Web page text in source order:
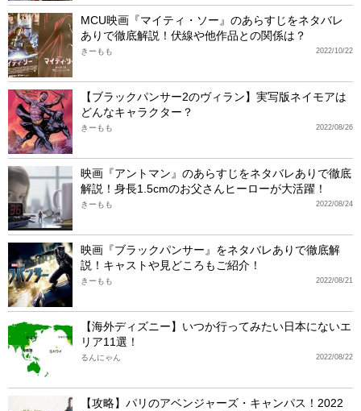
MCU映画『マイティ・ソー』のあらすじをネタバレ
ありで徹底解説！伏線や他作品との関係は？
2022/10/22
きーもも
【ブラックパンサー2のヴィラン】実写版ネイモアは
どんなキャラクター？
2022/08/26
きーもも
映画『アントマン』のあらすじをネタバレありで徹底
解説！身長1.5cmのお父さんヒーローが大活躍！
2022/08/24
きーもも
映画『ブラックパンサー』をネタバレありで徹底解
説！キャストや見どころもご紹介！
2022/08/21
きーもも
【海外ディズニー】いつか行ってみたい日本にないエ
リア11選！
2022/08/22
るんにゃん
【攻略】パリのアベンジャーズ・キャンパス！2022